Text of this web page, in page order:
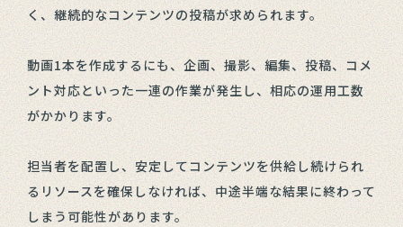
く、継続的なコンテンツの投稿が求められます。
動画1本を作成するにも、企画、撮影、編集、投稿、コメ
ント対応といった一連の作業が発生し、相応の運用工数
がかかります。
担当者を配置し、安定してコンテンツを供給し続けられ
るリソースを確保しなければ、中途半端な結果に終わって
しまう可能性があります。